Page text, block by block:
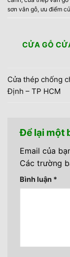
sơn vân gỗ, ưu điểm
CỬA GỖ
Cửa thép chống
Định – TP HCM
Để lại một
Email của
Các trường
Bình luận *